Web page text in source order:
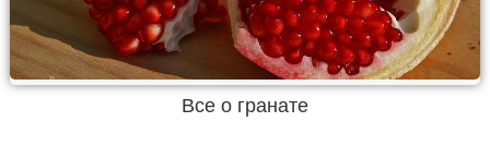
Все о гранате